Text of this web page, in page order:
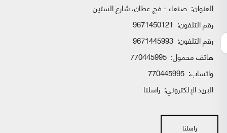
العنوان: صنعاء - فج عطان، شارع الستين
رقم التلفون: 9671450121
رقم التلفون: 9671445993
هاتف محمول: 770445995
واتساب:
البريد الإلكتروني: راسلنا
راسلنا